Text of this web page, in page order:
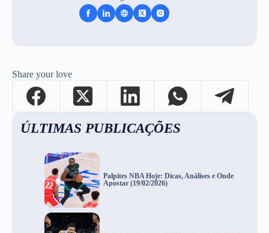
Share your love
ÚLTIMAS PUBLICAÇÕES
Palpites NBA Hoje: Dicas, Análises e Onde
Apostar (19/02/2026)